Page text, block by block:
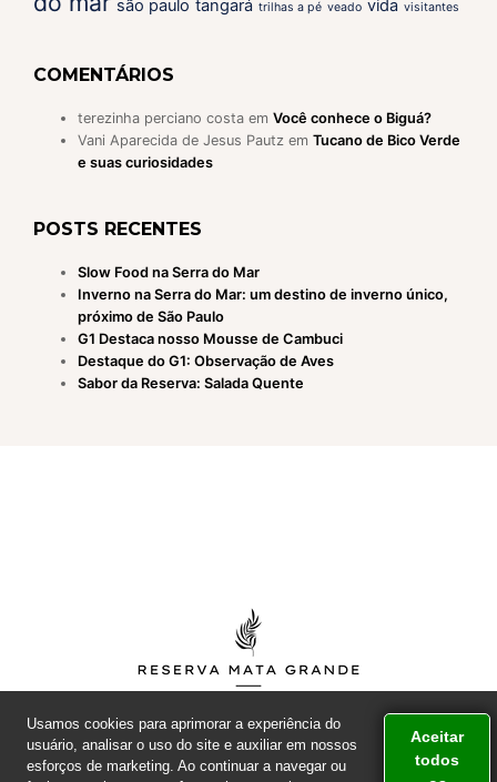
são paulo tangará trilhas a pé veado vida visitantes
COMENTÁRIOS
terezinha perciano costa em Você conhece o Biguá?
Vani Aparecida de Jesus Pautz em Tucano de Bico Verde
e suas curiosidades
POSTS RECENTES
Slow Food na Serra do Mar
Inverno na Serra do Mar: um destino de inverno único,
próximo de São Paulo
G1 Destaca nosso Mousse de Cambuci
Destaque do G1: Observação de Aves
Sabor da Reserva: Salada Quente
© 2026RESERVA MATA GRANDE | BIRITIBA MIRIM
Usamos cookies para aprimorar a experiência do
usuário, analisar o uso do site e auxiliar em nossos
esforços de marketing. Ao continuar a navegar ou
Aceitar
todos